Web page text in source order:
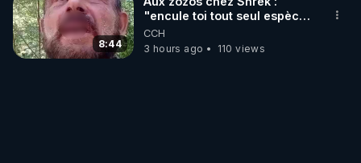
8:44
"encule toi tout seul espèce
de mal polish"
CCH
3 hours ago
110 views